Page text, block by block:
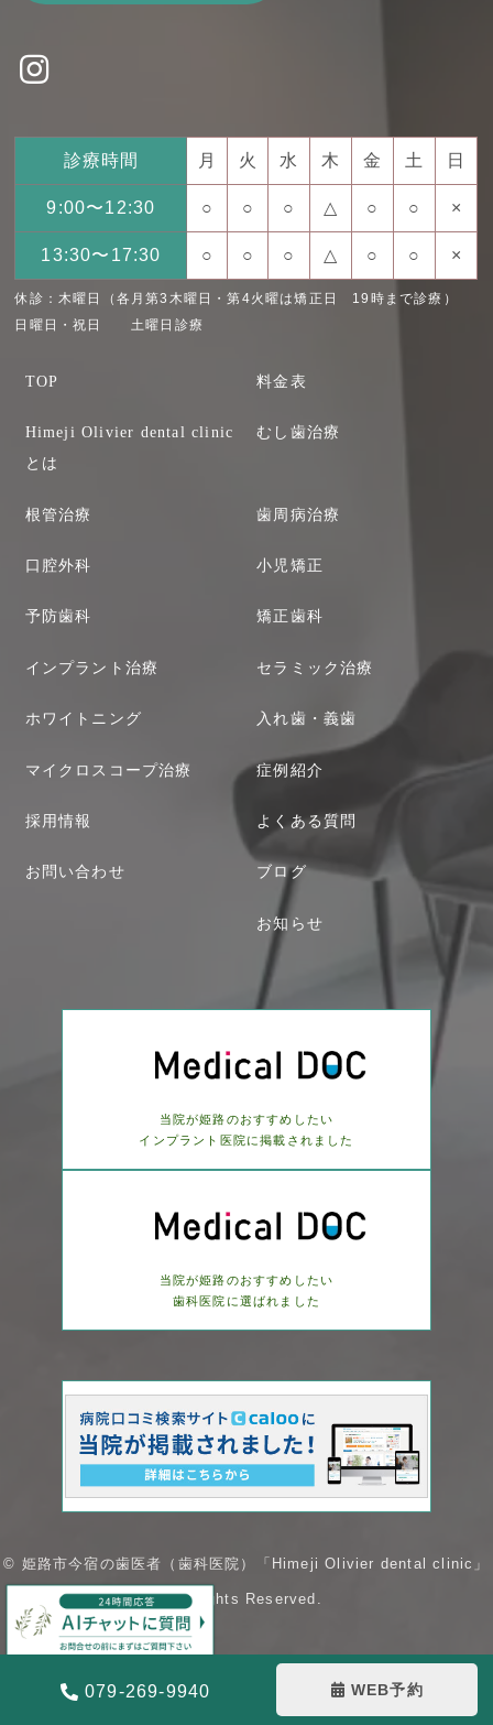
診療時間 月 火 水 木 金 土 日
9:00〜12:30 ○ ○ ○ △ ○ ○ ×
13:30〜17:30 ○ ○ ○ △ ○ ○ ×
休診：木曜日（各月第3木曜日・第4火曜は矯正日 19時まで診療）
日曜日・祝日 土曜日診療
TOP 料金表
Himeji Olivier dental clinic
とは
むし歯治療
根管治療 歯周病治療
口腔外科 小児矯正
予防歯科 矯正歯科
インプラント治療 セラミック治療
ホワイトニング 入れ歯・義歯
マイクロスコープ治療 症例紹介
採用情報 よくある質問
お問い合わせ ブログ
お知らせ
当院が姫路のおすすめしたい
インプラント医院に掲載されました
当院が姫路のおすすめしたい
歯科医院に選ばれました
© 姫路市今宿の歯医者（歯科医院）「Himeji Olivier dental clinic」
AllRights Reserved.
079-269-9940 WEB予約